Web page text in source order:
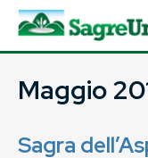
Maggio
Sagra